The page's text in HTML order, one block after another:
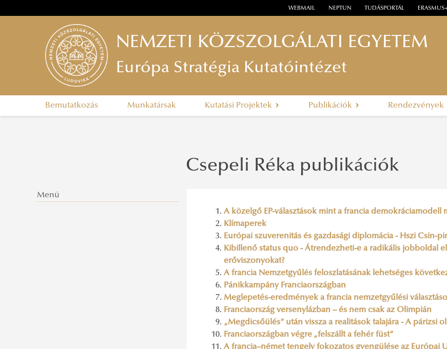
WEBMAIL NEPTUN TUDÁSPORTÁL ERASMUS+
NEMZETI KÖZSZOLGÁLATI EGYETEM
Európa Stratégia Kutatóintézet
Bemutatkozás Munkatársak Kutatási Projektek Publikációk Rendezvények
Menü
Csepeli Réka publikációk
A közelgő EP-választások mint a francia demokráciamodell
Klímaperek
Európai szuverenitás és gazdasági diplomácia - Hszi Csin-
Kibillenő status quo - Átrendezheti-e a radikális jobboldal
erőviszonyokat?
A francia Nemzetgyűlés feloszlatásának lehetséges
Pánikkampány Franciaországban
Meglepetés-eredmények a francia nemzetgyűlési
Franciaország versenylázban – és nem csak az Olimpián
„Megdicsőülés” után vissza a realitások talajára - A párizsi
Franciaországban végre „felszállt a fehér füst”
A francia–német tengely fokozatos gyengülése az Európai